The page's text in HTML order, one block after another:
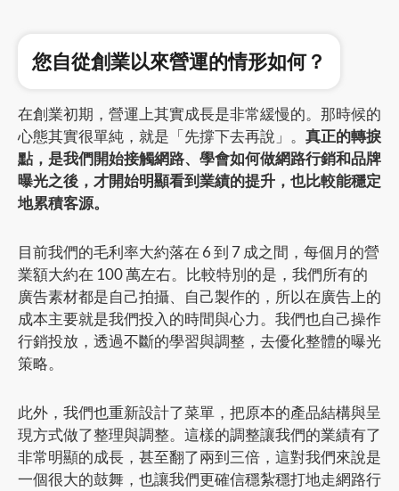
您自從創業以來營運的情形如何？
在創業初期，營運上其實成長是非常緩慢的。那時候的
心態其實很單純，就是「先撐下去再說」。 真正的轉捩
點，是我們開始接觸網路、學會如何做網路行銷和品牌
曝光之後，才開始明顯看到業績的提升，也比較能穩定
地累積客源。
目前我們的毛利率大約落在 6 到 7 成之間，每個月的營
業額大約在 100 萬左右。比較特別的是，我們所有的
廣告素材都是自己拍攝、自己製作的，所以在廣告上的
成本主要就是我們投入的時間與心力。我們也自己操作
行銷投放，透過不斷的學習與調整，去優化整體的曝光
策略。
此外，我們也重新設計了菜單，把原本的產品結構與呈
現方式做了整理與調整。這樣的調整讓我們的業績有了
非常明顯的成長，甚至翻了兩到三倍，這對我們來說是
一個很大的鼓舞，也讓我們更確信穩紮穩打地走網路行